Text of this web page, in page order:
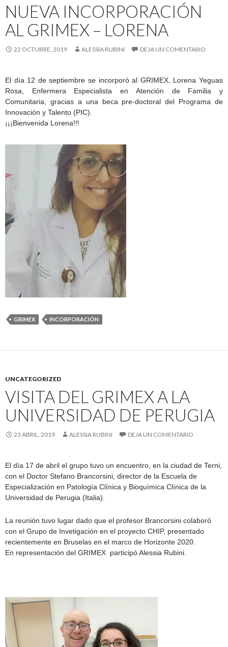
NUEVA INCORPORACIÓN
AL GRIMEX – LORENA
22 OCTUBRE, 2019 ALESSIA RUBINI DEJA UN COMENTARIO
El día 12 de septiembre se incorporó al GRIMEX, Lorena Yeguas
Rosa, Enfermera Especialista en Atención de Familia y
Comunitaria, gracias a una beca pre-doctoral del Programa de
Innovación y Talento (PIC).
¡¡¡Bienvenida Lorena!!!
GRIMEX INCORPORACIÓN
UNCATEGORIZED
VISITA DEL GRIMEX A LA
UNIVERSIDAD DE PERUGIA
23 ABRIL, 2019 ALESSIA RUBINI DEJA UN COMENTARIO
El día 17 de abril el grupo tuvo un encuentro, en la ciudad de Terni,
con el Doctor Stefano Brancorsini, director de la Escuela de
Especialización en Patología Clínica y Bioquímica Clínica de la
Universidad de Perugia (Italia).
La reunión tuvo lugar dado que el profesor Brancorsini colaboró
con el Grupo de Invetigación en el proyecto CHIP, presentado
recientemente en Bruselas en el marco de Horizonte 2020.
En representación del GRIMEX participó Alessia Rubini.